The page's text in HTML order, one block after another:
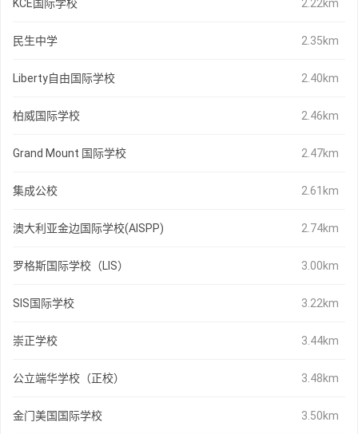
KCE国际学校 2.22km
民生中学 2.35km
Liberty自由国际学校 2.40km
柏威国际学校 2.46km
Grand Mount 国际学校 2.47km
集成公校 2.61km
澳大利亚金边国际学校(AISPP) 2.74km
罗格斯国际学校（LIS） 3.00km
SIS国际学校 3.22km
崇正学校 3.44km
公立端华学校（正校） 3.48km
金门美国国际学校 3.50km